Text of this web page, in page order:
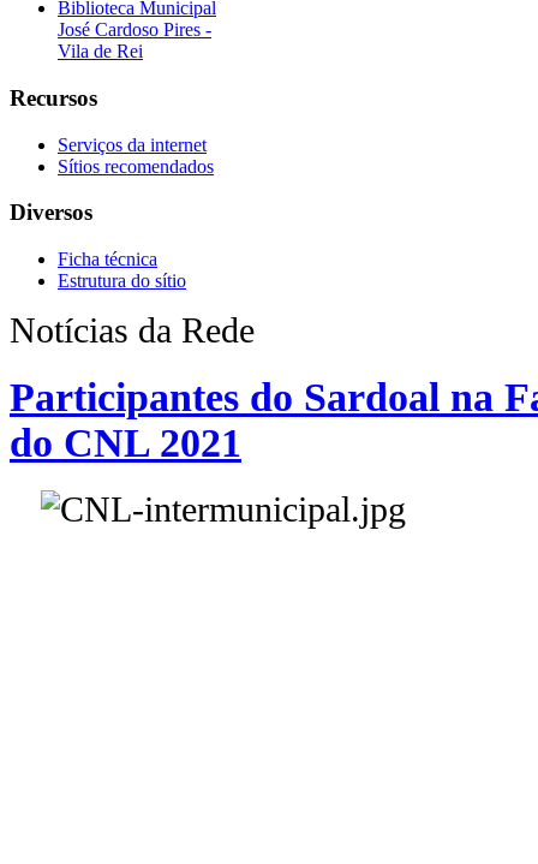
Biblioteca Municipal
José Cardoso Pires -
Vila de Rei
Recursos
Serviços da internet
Sítios recomendados
Diversos
Ficha técnica
Estrutura do sítio
Notícias da Rede
Participantes do Sardoal na
do CNL 2021